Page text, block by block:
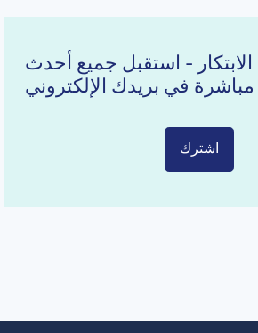
- استقبل جميع أحدث
اشترك